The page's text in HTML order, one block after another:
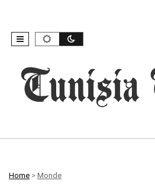
Home > Monde